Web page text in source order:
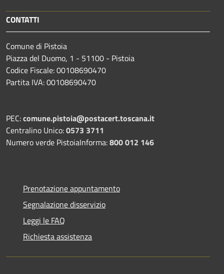
CONTATTI
Comune di Pistoia
Piazza del Duomo, 1 - 51100 - Pistoia
Codice Fiscale: 00108690470
Partita IVA: 00108690470
PEC:comune.pistoia@postacert.toscana.it
Centralino Unico:0573 3711
Numero verde PistoiaInforma:800 012 146
Prenotazione appuntamento
Segnalazione disservizio
Leggi le FAQ
Richiesta assistenza